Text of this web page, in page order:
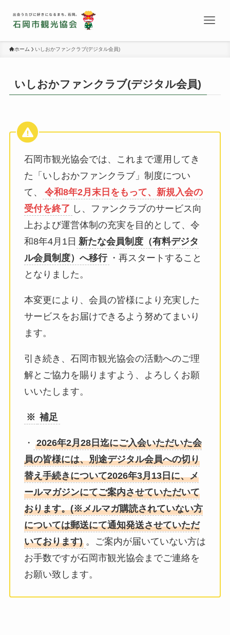
ホーム いしおかファンクラブ(デジタル会員)
いしおかファンクラブ(デジタル会員)
石岡市観光協会では、これまで運用してき
た「いしおかファンクラブ」制度につい
て、
令和8年2月末日をもって、新規入会の
受付を終了 し、ファンクラブのサービス向
上および運営体制の充実を目的として、令
和8年4月1日 新たな会員制度（有料デジタ
ル会員制度）へ移行 ・再スタートすること
となりました。
本変更により、会員の皆様により充実した
サービスをお届けできるよう努めてまいり
ます。
引き続き、石岡市観光協会の活動へのご理
解とご協力を賜りますよう、よろしくお願
いいたします。
※ 補足
・
2026年2月28日迄にご入会いただいた会
員の皆様には、別途デジタル会員への切り
替え手続きについて2026年3月13日に、メ
ールマガジンにてご案内させていただいて
おります。(※メルマガ購読されていない方
については郵送にて通知発送させていただ
いております) 。ご案内が届いていない方は
お手数ですが石岡市観光協会までご連絡を
お願い致します。